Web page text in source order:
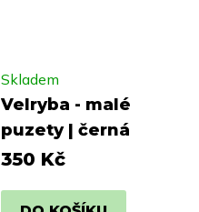
Velryba - malé
puzety | černá
Skladem
350 Kč